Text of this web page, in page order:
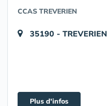
CCAS TREVERIEN
35190 - TREVERIEN
Plus d'infos